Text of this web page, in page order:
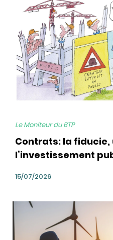
Le Moniteur du BTP
Contrats: la
l’investissement
15/07/2026
bg